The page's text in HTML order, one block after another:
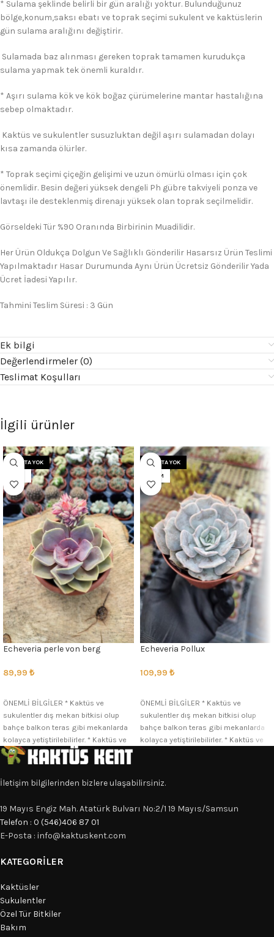
* Sulama şeklinde belirli bir gün aralığı yoktur. Bulunduğunuz
bölge,konum,saksı ebatı ve toprak seçimi sukulent ve kaktüslerin
gün sulama aralığını değiştirir.
Sulamada baz alınması gereken toprak tamamen kurudukça
sulama yapmak tek önemli kuraldır.
* Aşırı sulama kök ve kök boğaz çürümelerine mantar hastalığına
sebep olmaktadır.
Kaktüs ve sukulentler susuzluktan değil aşırı sulamadan dolayı
kısa zamanda ölürler.
* Toprak seçimi çiçeğin gelişimi ve uzun ömürlü olması için çok
önemlidir. Besin değeri yüksek dengeli Ph gübre takviyeli ponza ve
lavtaşı ile desteklenmiş direnajı yüksek olan toprak seçilmelidir.
Görseldeki Tür %90 Oranında Birbirinin Muadilidir.
Her Ürün Oldukça Dolgun Ve Sağlıklı Gönderilir Hasarsız Ürün Teslimi
Yapılmaktadır Hasar Durumunda Aynı Ürün Ücretsiz Gönderilir Yada
Ücret İadesi Yapılır.
Tahmini Teslim Süresi : 3 Gün
Ek bilgi
Değerlendirmeler (0)
Teslimat Koşulları
İlgili ürünler
STOKTA YOK
Echeveria perle von berg
89,99 ₺
ÖNEMLİ BİLGİLER * Kaktüs ve
sukulentler dış mekan bitkisi olup
bahçe balkon teras gibi mekanlarda
kolayca yetiştirilebilirler. * Kaktüs ve
STOKTA YOK
8.5CM
Echeveria Pollux
109,99 ₺
ÖNEMLİ BİLGİLER * Kaktüs ve
sukulentler dış mekan bitkisi olup
bahçe balkon teras gibi mekanlarda
kolayca yetiştirilebilirler. * Kaktüs ve
İletişim bilgilerinden bizlere ulaşabilirsiniz.
19 Mayıs Engiz Mah. Atatürk Bulvarı No:2/1 19 Mayıs/Samsun
Telefon : 0 (546)406 87 01
E-Posta : info@kaktuskent.com
KATEGORILER
Kaktüsler
Sukulentler
Özel Tür Bitkiler
Bakım